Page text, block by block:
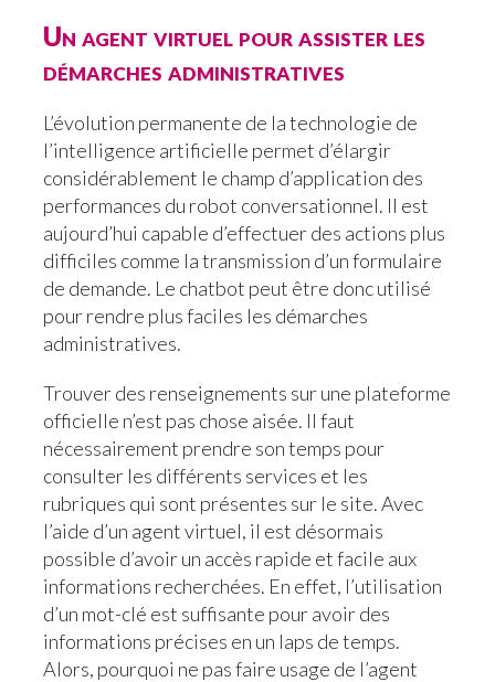
Un agent virtuel pour assister les
démarches administratives
L’évolution permanente de la technologie de
l’intelligence artificielle permet d’élargir
considérablement le champ d’application des
performances du robot conversationnel. Il est
aujourd’hui capable d’effectuer des actions plus
difficiles comme la transmission d’un formulaire
de demande. Le chatbot peut être donc utilisé
pour rendre plus faciles les démarches
administratives.
Trouver des renseignements sur une plateforme
officielle n’est pas chose aisée. Il faut
nécessairement prendre son temps pour
consulter les différents services et les
rubriques qui sont présentes sur le site. Avec
l’aide d’un agent virtuel, il est désormais
possible d’avoir un accès rapide et facile aux
informations recherchées. En effet, l’utilisation
d’un mot-clé est suffisante pour avoir des
informations précises en un laps de temps.
Alors, pourquoi ne pas faire usage de l’agent